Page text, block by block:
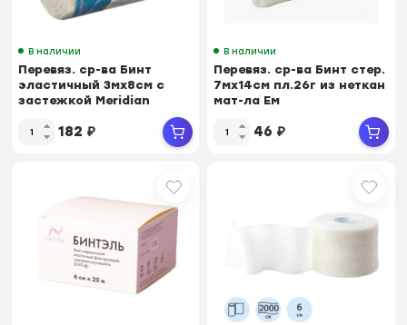
В наличии
Перевяз. ср-ва Бинт
эластичный 3мх8см с
застежкой Meridian
182 ₽
В наличии
Перевяз. ср-ва Бинт стер.
7мх14см пл.26г из неткан
мат-ла Ем
46 ₽